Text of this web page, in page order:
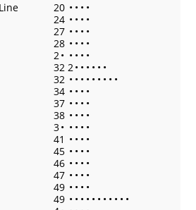
20 • • • •
24 • • • •
27 • • • •
28 • • • •
2• • • • •
32 2• • • • • •
32 • • • • • • • • •
34 • • • •
37 • • • •
38 • • • •
3• • • • •
41 • • • •
45 • • • •
46 • • • •
47 • • • •
49 • • • •
49 • • • • • • • • • • •